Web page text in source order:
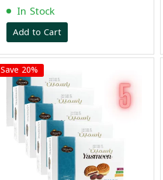
In Stock
Add to Cart
Save 20%